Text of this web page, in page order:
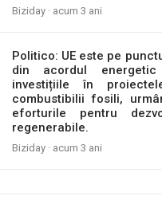
Biziday · acum 3 ani
Politico: UE este pe
din acordul
investițiile în
combustibilii fosili,
eforturile pentru
regenerabile.
Biziday · acum 3 ani